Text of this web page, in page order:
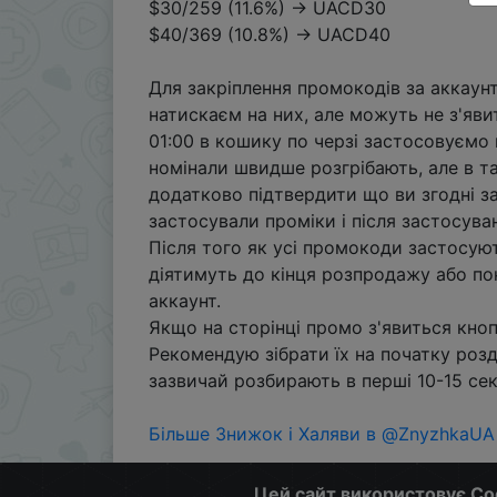
$30/259 (11.6%) → UACD30
$40/369 (10.8%) → UACD40
Для закріплення промокодів за
натискаєм на них, але можуть не
01:00 в кошику по черзі
номінали швидше розгрібають, але в
додатково підтвердити що ви згодні
застосували проміки і після
Після того як усі промокоди
діятимуть до кінця розпродажу або
аккаунт.
Якщо на сторінці промо з'явиться
Рекомендую зібрати їх на початку
зазвичай розбирають в перші 10-15
Більше Знижок і Халяви в @ZnyzhkaUA